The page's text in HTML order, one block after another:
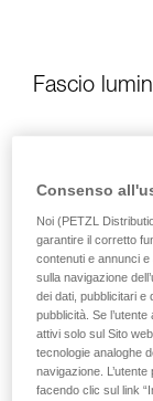
Fascio
Consenso
Noi (PETZL
garantire il corretto
contenuti e annunci
sulla navigazione
dei dati, pubblicitari e
pubblicità. Se
attivi solo sul Sito
tecnologie analoghe
navigazione.
facendo clic sul link